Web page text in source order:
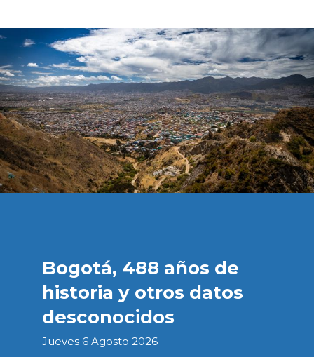
Bogotá, 488 años de
historia y otros datos
desconocidos
Jueves 6 Agosto 2026